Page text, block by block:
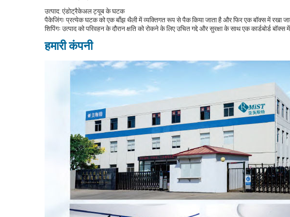
उत्पाद: एंडोट्रैकेअल ट्यूब के घटक
पैकेजिंगः प्रत्येक घटक को एक बाँझ थैली में व्यक्तिगत रूप से पैक किया जाता है और फिर एक बॉक्स में रखा
शिपिंगः उत्पाद को परिवहन के दौरान क्षति को रोकने के लिए उचित गद्दे और सुरक्षा के साथ एक कार्डबोर्ड
हमारी कंपनी